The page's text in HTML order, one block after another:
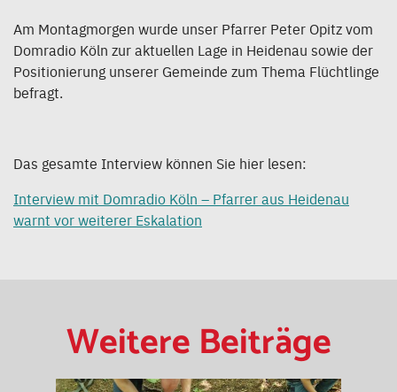
Am Montagmorgen wurde unser Pfarrer Peter Opitz vom
Domradio Köln zur aktuellen Lage in Heidenau sowie der
Positionierung unserer Gemeinde zum Thema Flüchtlinge
befragt.
Das gesamte Interview können Sie hier lesen:
Interview mit Domradio Köln – Pfarrer aus Heidenau
warnt vor weiterer Eskalation
Weitere Beiträge